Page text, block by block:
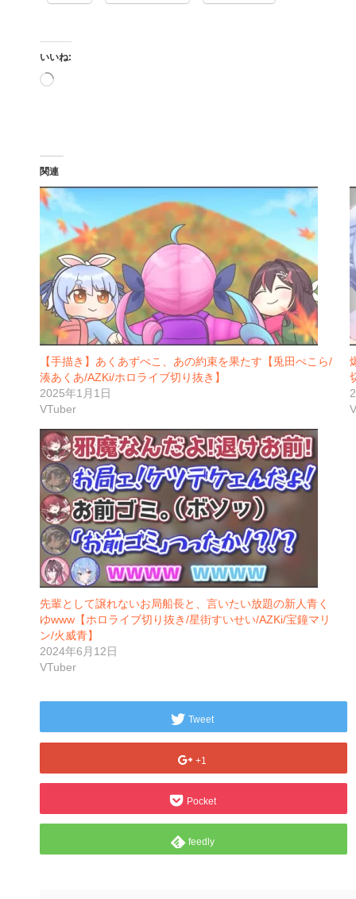
いいね:
読
関連
【手描き】あくあずぺこ、あの約束を果たす【兎田ぺこら/
湊あくあ/AZKi/ホロライブ切り抜き】
2025年1月1日
VTuber
先輩として譲れないお局船長と、言いたい放題の新人青く
ゆwww【ホロライブ切り抜き/星街すいせい/AZKi/宝鐘マリ
ン/火威青】
2024年6月12日
VTuber
Tweet
+1
Pocket
feedly